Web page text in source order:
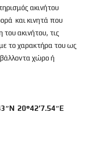
ακινήτου
και κινητά που
του ακινήτου, τις
το χαρακτήρα του ως
χώρο ή
20°42’7.54″E